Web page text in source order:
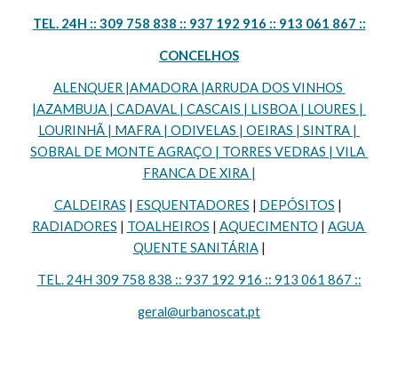
TEL. 24H :: 309 758 838 :: 937 192 916 :: 913 061 867 ::
CONCELHOS
ALENQUER |AMADORA |ARRUDA DOS VINHOS
|AZAMBUJA | CADAVAL | CASCAIS | LISBOA | LOURES |
LOURINHÃ | MAFRA | ODIVELAS | OEIRAS | SINTRA |
SOBRAL DE MONTE AGRAÇO | TORRES VEDRAS | VILA
FRANCA DE XIRA |
CALDEIRAS | ESQUENTADORES | DEPÓSITOS
RADIADORES | TOALHEIROS | AQUECIMENTO | AGUA
QUENTE SANITÁRIA |
TEL. 24H 309 758 838 :: 937 192 916 :: 913 061 867 ::
geral@urbanoscat.pt